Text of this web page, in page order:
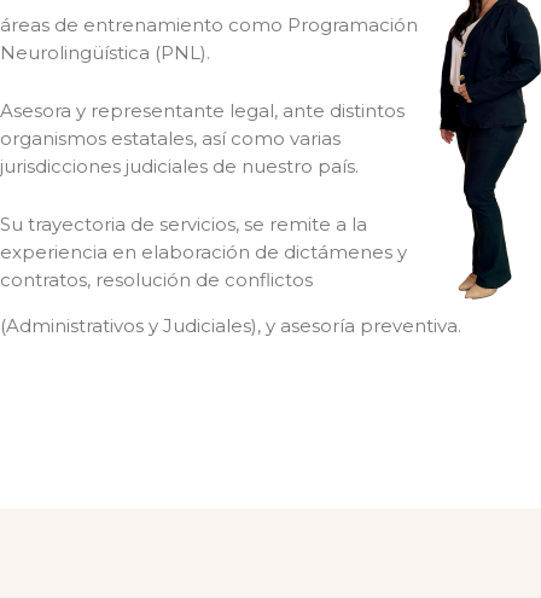
áreas de entrenamiento como Programación
Neurolingüística (PNL).
Asesora y representante legal, ante distintos
organismos estatales, así como varias
jurisdicciones judiciales de nuestro país.
Su trayectoria de servicios, se remite a la
experiencia en elaboración de dictámenes y
contratos, resolución de conflictos
(Administrativos y Judiciales), y asesoría preventiva.